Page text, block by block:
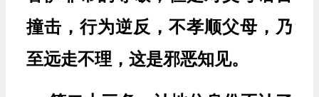
撞击，行为逆反，不孝顺父母，乃
至远走不理，这是邪恶知见。